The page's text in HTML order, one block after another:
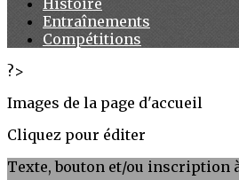
Histoire
Entraînements
Compétitions
?>
Images de la page d'accueil
Cliquez pour éditer
Texte, bouton et/ou inscription